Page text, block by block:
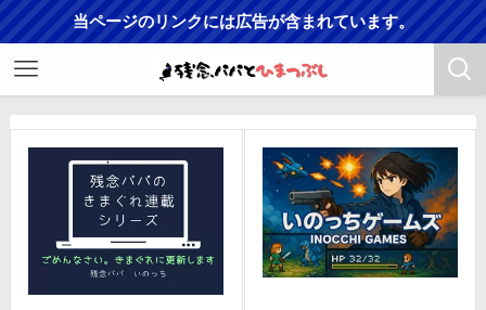
当ページのリンクには広告が含まれています。